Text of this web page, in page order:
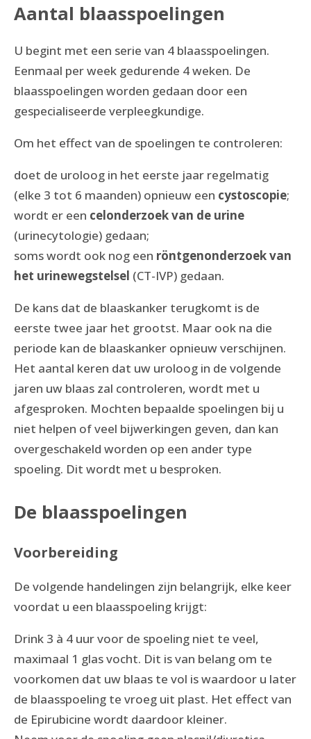
Aantal blaasspoelingen
U begint met een serie van 4 blaasspoelingen.
Eenmaal per week gedurende 4 weken. De
blaasspoelingen worden gedaan door een
gespecialiseerde verpleegkundige.
Om het effect van de spoelingen te controleren:
doet de uroloog in het eerste jaar regelmatig
(elke 3 tot 6 maanden) opnieuw een cystoscopie;
wordt er een celonderzoek van de urine
(urinecytologie) gedaan;
soms wordt ook nog een röntgenonderzoek van
het urinewegstelsel (CT-IVP) gedaan.
De kans dat de blaaskanker terugkomt is de
eerste twee jaar het grootst. Maar ook na die
periode kan de blaaskanker opnieuw verschijnen.
Het aantal keren dat uw uroloog in de volgende
jaren uw blaas zal controleren, wordt met u
afgesproken. Mochten bepaalde spoelingen bij u
niet helpen of veel bijwerkingen geven, dan kan
overgeschakeld worden op een ander type
spoeling. Dit wordt met u besproken.
De blaasspoelingen
Voorbereiding
De volgende handelingen zijn belangrijk, elke keer
voordat u een blaasspoeling krijgt:
Drink 3 à 4 uur voor de spoeling niet te veel,
maximaal 1 glas vocht. Dit is van belang om te
voorkomen dat uw blaas te vol is waardoor u later
de blaasspoeling te vroeg uit plast. Het effect van
de Epirubicine wordt daardoor kleiner.